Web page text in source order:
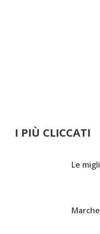
I PIÙ CLICCATI
Le